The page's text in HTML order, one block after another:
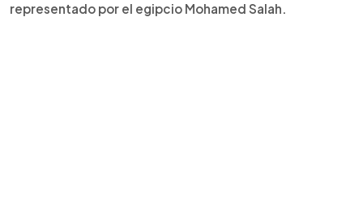
representado por el egipcio Mohamed Salah.